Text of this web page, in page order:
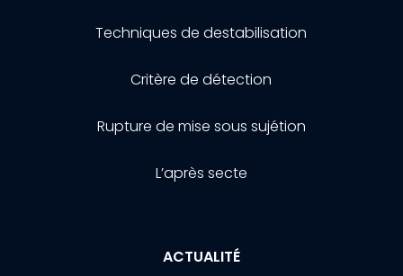
Techniques de destabilisation
Critère de détection
Rupture de mise sous sujétion
L’après secte
ACTUALITÉ